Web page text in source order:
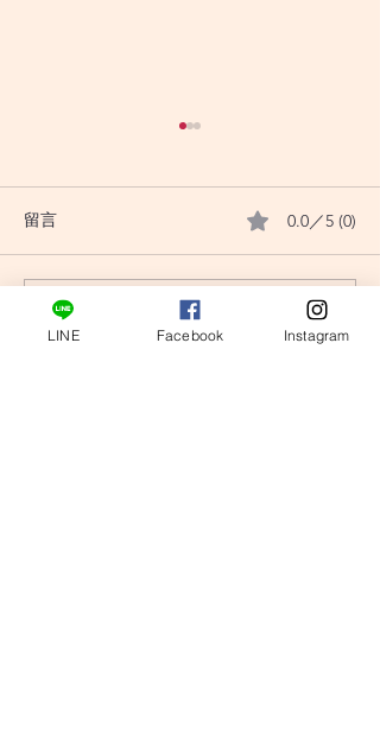
〔小龜塔羅〕翻書占卜：
你和伴侶的感情難題是什
留言 0.0／5 (0)
評論和評等......
LINE Facebook Instagram